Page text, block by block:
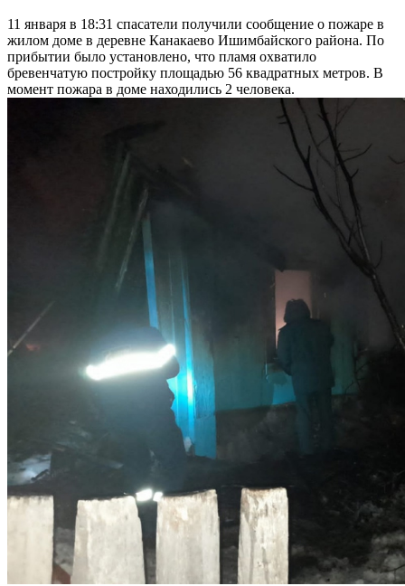
11 января в 18:31 спасатели получили сообщение о пожаре в
жилом доме в деревне Канакаево Ишимбайского района. По
прибытии было установлено, что пламя охватило
бревенчатую постройку площадью 56 квадратных метров. В
момент пожара в доме находились 2 человека.